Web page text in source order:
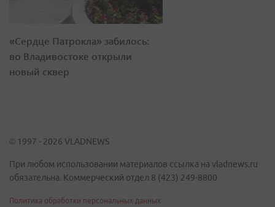
«Сердце Патрокла» забилось:
во Владивостоке открыли
новый сквер
© 1997 - 2026 VLADNEWS
При любом использовании материалов ссылка на vladnews.ru
обязательна. Коммерческий отдел 8 (423) 249-8800
Политика обработки персональных данных